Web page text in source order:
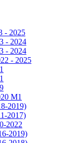
- 2025
- 2024
- 2024
- 2025
M1
2019)
2017)
2022
2019)